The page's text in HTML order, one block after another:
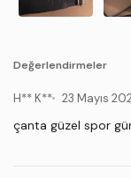
Değerlendirmeler
H** K** 23 Mayıs
çanta güzel spor